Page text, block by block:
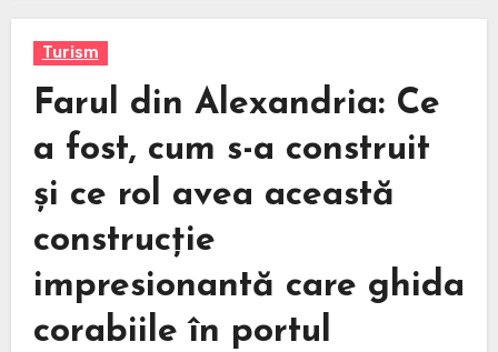
Turism
Farul din Alexandria: Ce
a fost, cum s-a construit
și ce rol avea această
construcție
impresionantă care ghida
corabiile în portul